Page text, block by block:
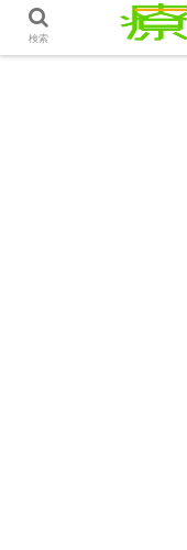
ホーム コラム
検索